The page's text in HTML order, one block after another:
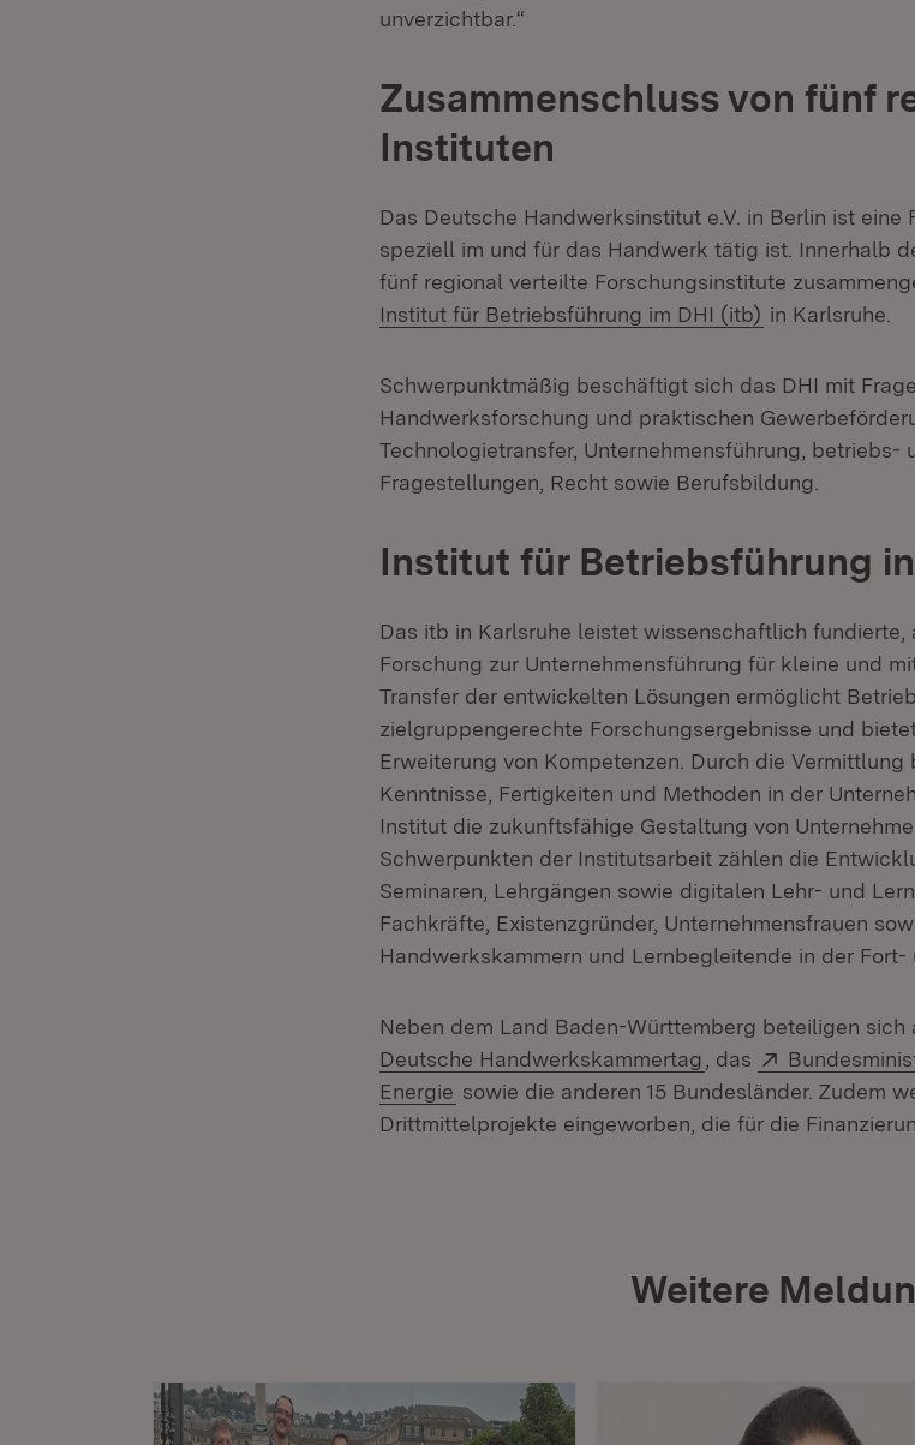
unverzichtbar.“
Zusammenschluss von fünf
Instituten
Das Deutsche Handwerksinstitut e.V. in Berlin ist eine
speziell im und für das Handwerk tätig ist. Innerhalb
fünf regional verteilte Forschungsinstitute
Institut für Betriebsführung im DHI (itb) (Öffnet in
in Karlsruhe.
Schwerpunktmäßig beschäftigt sich das DHI mit
Handwerksforschung und praktischen
Technologietransfer, Unternehmensführung,
Fragestellungen, Recht sowie Berufsbildung.
Institut für Betriebsführung
Das itb in Karlsruhe leistet wissenschaftlich fundierte,
Forschung zur Unternehmensführung für kleine und
Transfer der entwickelten Lösungen ermöglicht
zielgruppengerechte Forschungsergebnisse und
Erweiterung von Kompetenzen. Durch die
Kenntnisse, Fertigkeiten und Methoden in der
Institut die zukunftsfähige Gestaltung von
Schwerpunkten der Institutsarbeit zählen die
Seminaren, Lehrgängen sowie digitalen Lehr- und
Fachkräfte, Existenzgründer, Unternehmensfrauen
Handwerkskammern und Lernbegleitende in der Fort-
Neben dem Land Baden-Württemberg beteiligen sich
Deutsche Handwerkskammertag (Öffnet in neuem
, das Extern:
Energie (Öffnet in neuem Fenster)
sowie die anderen 15 Bundesländer. Zudem
Drittmittelprojekte eingeworben, die für die
Weitere